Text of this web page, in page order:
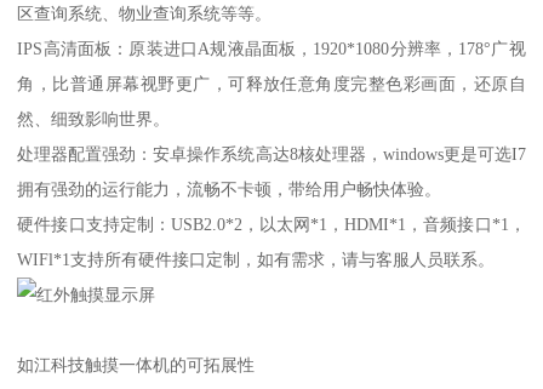
区查询系统、物业查询系统等等。
IPS高清面板：原装进口A规液晶面板，1920*1080分辨率，178°广视
角，比普通屏幕视野更广，可释放任意角度完整色彩画面，还原自
然、细致影响世界。
处理器配置强劲：安卓操作系统高达8核处理器，windows更是可选I7
拥有强劲的运行能力，流畅不卡顿，带给用户畅快体验。
硬件接口支持定制：USB2.0*2，以太网*1，HDMI*1，音频接口*1，
WIFl*1支持所有硬件接口定制，如有需求，请与客服人员联系。
如江科技触摸一体机的可拓展性